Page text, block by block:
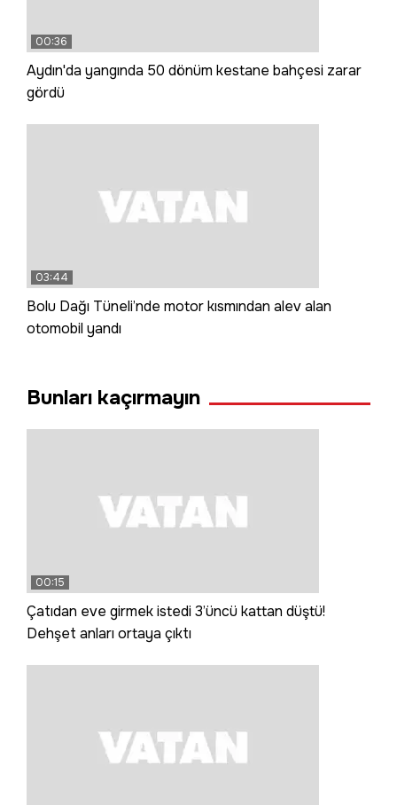
00:36
Aydın'da yangında 50 dönüm kestane bahçesi zarar
gördü
03:44
Bolu Dağı Tüneli’nde motor kısmından alev alan
otomobil yandı
Bunları kaçırmayın
00:15
Çatıdan eve girmek istedi 3’üncü kattan düştü!
Dehşet anları ortaya çıktı